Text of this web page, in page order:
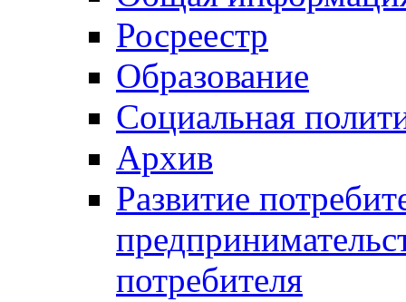
Росреестр
Образование
Социальная
Архив
Развитие
потребителя